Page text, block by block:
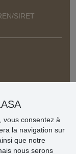
SIRET
vous consentez à
la navigation sur
que notre
nous serons